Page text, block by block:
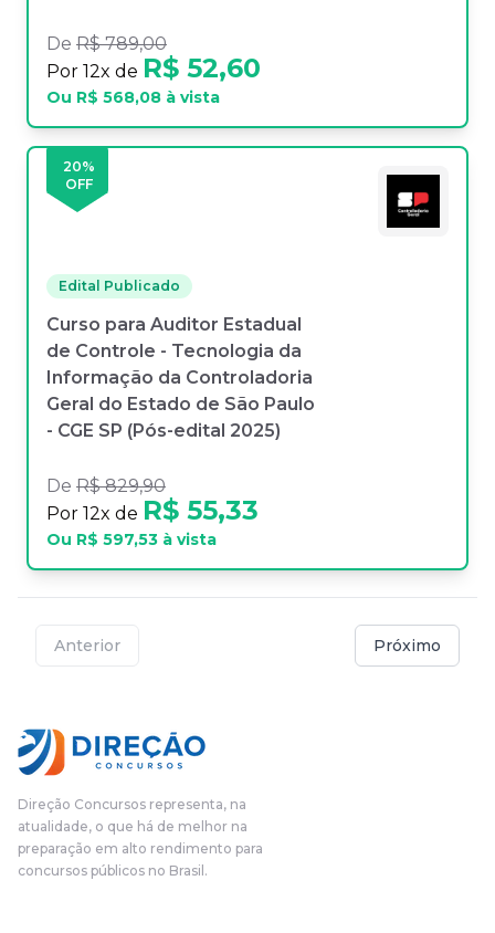
De R$ 789,00
Por 12x de R$ 52,60
Ou R$ 568,08 à vista
20%
OFF
Edital Publicado
Curso para Auditor Estadual
de Controle - Tecnologia da
Informação da Controladoria
Geral do Estado de São Paulo
- CGE SP (Pós-edital 2025)
De R$ 829,90
Por 12x de R$ 55,33
Ou R$ 597,53 à vista
Anterior Próximo
Direção Concursos representa, na
atualidade, o que há de melhor na
preparação em alto rendimento para
concursos públicos no Brasil.